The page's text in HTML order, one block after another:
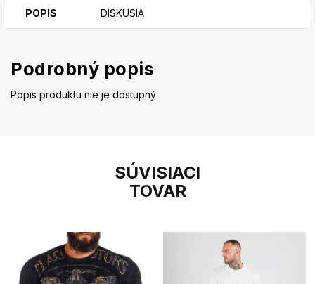
SÚVISIACI
TOVAR
POPIS DISKUSIA
Podrobný popis
Popis produktu nie je dostupný